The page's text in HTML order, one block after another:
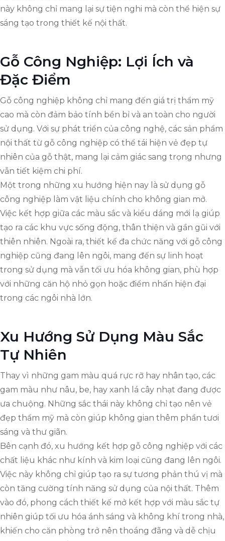
này không chỉ mang lại sự tiện nghi mà còn thể hiện sự
sáng tạo trong thiết kế nội thất.
Gỗ Công Nghiệp: Lợi Ích và
Đặc Điểm
Gỗ công nghiệp không chỉ mang đến giá trị thẩm mỹ
cao mà còn đảm bảo tính bền bỉ và an toàn cho người
sử dụng. Với sự phát triển của công nghệ, các sản phẩm
nội thất từ gỗ công nghiệp có thể tái hiện vẻ đẹp tự
nhiên của gỗ thật, mang lại cảm giác sang trọng nhưng
vẫn tiết kiệm chi phí.
Một trong những xu hướng hiện nay là sử dụng gỗ
công nghiệp làm vật liệu chính cho không gian mở.
Việc kết hợp giữa các màu sắc và kiểu dáng mới lạ giúp
tạo ra các khu vực sống động, thân thiện và gần gũi với
thiên nhiên. Ngoài ra, thiết kế đa chức năng với gỗ công
nghiệp cũng đang lên ngôi, mang đến sự linh hoạt
trong sử dụng mà vẫn tối ưu hóa không gian, phù hợp
với những căn hộ nhỏ gọn hoặc điểm nhấn hiện đại
trong các ngôi nhà lớn.
Xu Hướng Sử Dụng Màu Sắc
Tự Nhiên
Thay vì những gam màu quá rực rỡ hay nhân tạo, các
gam màu như nâu, be, hay xanh lá cây nhạt đang được
ưa chuộng. Những sắc thái này không chỉ tạo nên vẻ
đẹp thẩm mỹ mà còn giúp không gian thêm phần tươi
sáng và thư giãn.
Bên cạnh đó, xu hướng kết hợp gỗ công nghiệp với các
chất liệu khác như kính và kim loại cũng đang lên ngôi.
Việc này không chỉ giúp tạo ra sự tương phản thú vị mà
còn tăng cường tính năng sử dụng của nội thất. Thêm
vào đó, phong cách thiết kế mở kết hợp với màu sắc tự
nhiên giúp tối ưu hóa ánh sáng và không khí trong nhà,
khiến cho căn phòng trở nên thoáng đãng và dễ chịu